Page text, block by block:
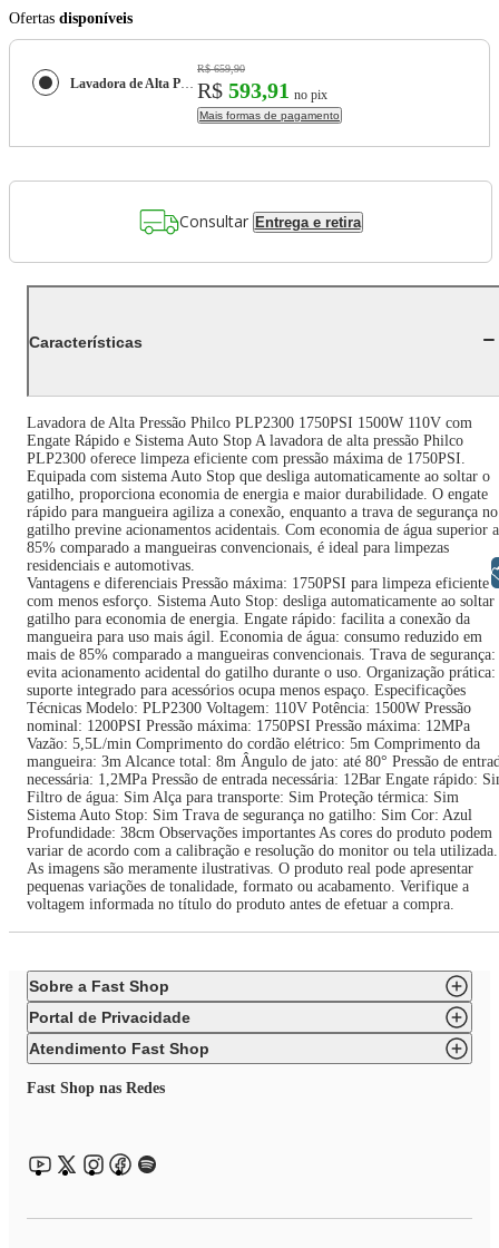
Ofertas disponíveis
Lavadora de Alta Pressão Philco PLP2300 1750PSI 1500W 110V para Limpeza Residencial
R$ 659,90
R$ 593,91 no pix
Mais formas de pagamento
Consultar Entrega e retira
Características
Lavadora de Alta Pressão Philco PLP2300 1750PSI 1500W 110V com
Engate Rápido e Sistema Auto Stop A lavadora de alta pressão Philco
PLP2300 oferece limpeza eficiente com pressão máxima de 1750PSI.
Equipada com sistema Auto Stop que desliga automaticamente ao soltar o
gatilho, proporciona economia de energia e maior durabilidade. O engate
rápido para mangueira agiliza a conexão, enquanto a trava de segurança no
gatilho previne acionamentos acidentais. Com economia de água superior a
85% comparado a mangueiras convencionais, é ideal para limpezas
residenciais e automotivas.
Vantagens e diferenciais Pressão máxima: 1750PSI para limpeza eficiente
com menos esforço. Sistema Auto Stop: desliga automaticamente ao soltar
gatilho para economia de energia. Engate rápido: facilita a conexão da
mangueira para uso mais ágil. Economia de água: consumo reduzido em
mais de 85% comparado a mangueiras convencionais. Trava de segurança:
evita acionamento acidental do gatilho durante o uso. Organização prática:
suporte integrado para acessórios ocupa menos espaço. Especificações
Técnicas Modelo: PLP2300 Voltagem: 110V Potência: 1500W Pressão
nominal: 1200PSI Pressão máxima: 1750PSI Pressão máxima: 12MPa
Vazão: 5,5L/min Comprimento do cordão elétrico: 5m Comprimento da
mangueira: 3m Alcance total: 8m Ângulo de jato: até 80° Pressão de
necessária: 1,2MPa Pressão de entrada necessária: 12Bar Engate rápido:
Filtro de água: Sim Alça para transporte: Sim Proteção térmica: Sim
Sistema Auto Stop: Sim Trava de segurança no gatilho: Sim Cor: Azul
Profundidade: 38cm Observações importantes As cores do produto podem
variar de acordo com a calibração e resolução do monitor ou tela utilizada.
As imagens são meramente ilustrativas. O produto real pode apresentar
pequenas variações de tonalidade, formato ou acabamento. Verifique a
voltagem informada no título do produto antes de efetuar a compra.
Sobre a Fast Shop
Portal de Privacidade
Atendimento Fast Shop
Fast Shop nas Redes